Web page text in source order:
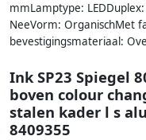
mmLamptype:
NeeVorm: OrganischMet
bevestigingsmateriaal:
Ink SP23 Spiegel
boven colour
stalen kader l s
8409355